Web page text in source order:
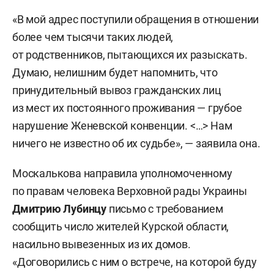
«В мой адрес поступили обращения в отношении
более чем тысячи таких людей,
от родственников, пытающихся их разыскать.
Думаю, нелишним будет напомнить, что
принудительный вывоз гражданских лиц
из мест их постоянного проживания — грубое
нарушение Женевской конвенции. <…> Нам
ничего не известно об их судьбе», — заявила она.
Москалькова направила уполномоченному
по правам человека Верховной рады Украины
Дмитрию Лубинцу письмо с требованием
сообщить число жителей Курской области,
насильно вывезенных из их домов.
«Договорились с ним о встрече, на которой буду